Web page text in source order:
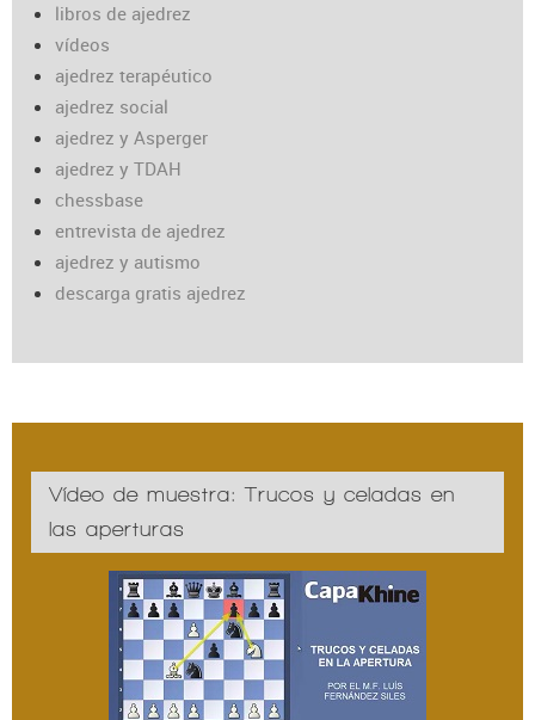
libros de ajedrez
vídeos
ajedrez terapéutico
ajedrez social
ajedrez y Asperger
ajedrez y TDAH
chessbase
entrevista de ajedrez
ajedrez y autismo
descarga gratis ajedrez
Vídeo de muestra: Trucos y celadas en
las aperturas